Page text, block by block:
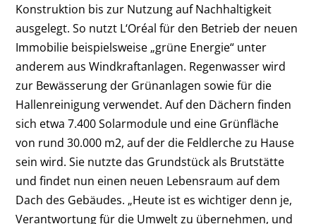
Konstruktion bis zur Nutzung auf Nachhaltigkeit
ausgelegt. So nutzt L‘Oréal für den Betrieb der neuen
Immobilie beispielsweise „grüne Energie“ unter
anderem aus Windkraftanlagen. Regenwasser wird
zur Bewässerung der Grünanlagen sowie für die
Hallenreinigung verwendet. Auf den Dächern finden
sich etwa 7.400 Solarmodule und eine Grünfläche
von rund 30.000 m2, auf der die Feldlerche zu Hause
sein wird. Sie nutzte das Grundstück als Brutstätte
und findet nun einen neuen Lebensraum auf dem
Dach des Gebäudes. „Heute ist es wichtiger denn je,
Verantwortung für die Umwelt zu übernehmen, und